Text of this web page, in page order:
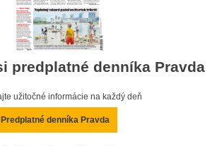
predplatné denníka Pravda
užitočné informácie na každý deň
Predplatné denníka Pravda